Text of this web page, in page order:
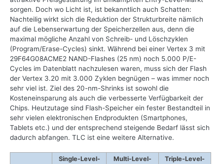
sorgen. Doch wo Licht ist, ist bekanntlich auch Schatten:
Nachteilig wirkt sich die Reduktion der Strukturbreite nämlich
auf die Lebenserwartung der Speicherzellen aus, denn die
maximal mögliche Anzahl von Schreib- und Löschzyklen
(Program/Erase-Cycles) sinkt. Während bei einer Vertex 3 mit
29F64G08ACME2 NAND-Flashes (25 nm) noch 5.000 P/E-
Cycles im Datenblatt nachzulesen waren, muss sich der Flash
der Vertex 3.20 mit 3.000 Zyklen begnügen – was immer noch
sehr viel ist. Ziel des 20-nm-Shrinks ist sowohl die
Kosteneinsparung als auch die verbesserte Verfügbarkeit der
Chips. Heutzutage sind Flash-Speicher ein fester Bestandteil in
sehr vielen elektronischen Endprodukten (Smartphones,
Tablets etc.) und der entsprechend steigende Bedarf lässt sich
dadurch abfangen. TLC ist eine weitere Alternative.
Single-Level-
Multi-Level-
Triple-Level-